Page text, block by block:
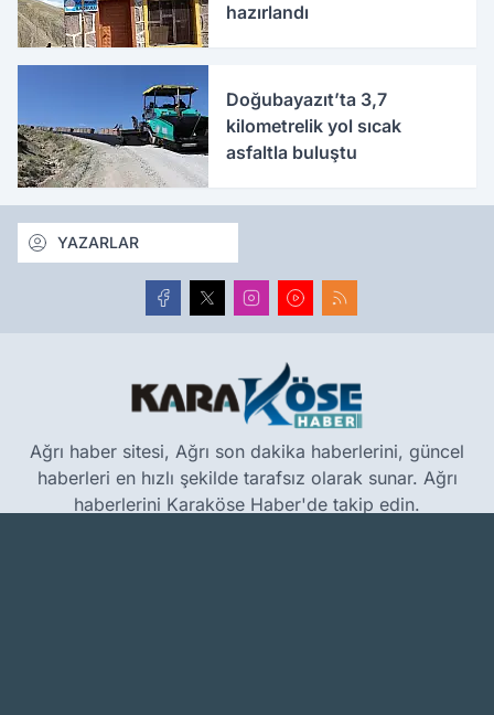
hazırlandı
Doğubayazıt’ta 3,7
kilometrelik yol sıcak
asfaltla buluştu
YAZARLAR
Ağrı haber sitesi, Ağrı son dakika haberlerini, güncel
haberleri en hızlı şekilde tarafsız olarak sunar. Ağrı
haberlerini Karaköse Haber'de takip edin.